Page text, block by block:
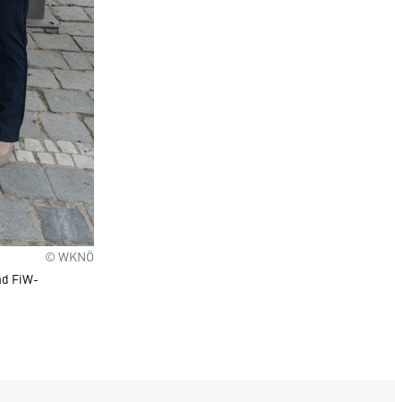
© WKNÖ
FiW-